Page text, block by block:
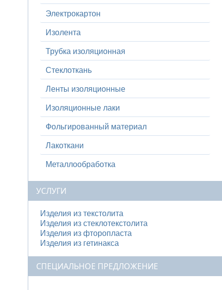
Электрокартон
Изолента
Трубка изоляционная
Стеклоткань
Ленты изоляционные
Изоляционные лаки
Фольгированный материал
Лакоткани
Металлообработка
УСЛУГИ
Изделия из текстолита
Изделия из стеклотекстолита
Изделия из фторопласта
Изделия из гетинакса
СПЕЦИАЛЬНОЕ ПРЕДЛОЖЕНИЕ